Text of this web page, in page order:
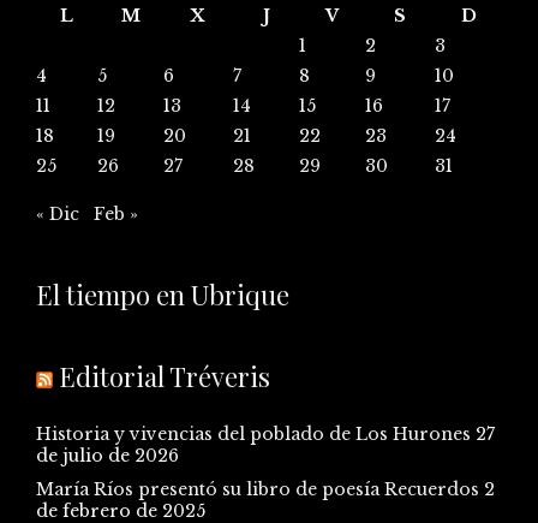
L
M X J V S
D
1
2
3
4
5 6 7 8 9
10
11
12 13 14 15 16
17
18
19 20 21 22 23
24
25
26 27 28 29 30 31
« Dic Feb »
El tiempo en Ubrique
Editorial Tréveris
Historia y vivencias del poblado de Los Hurones 27
de julio de 2026
María Ríos presentó su libro de poesía Recuerdos 2
de febrero de 2025